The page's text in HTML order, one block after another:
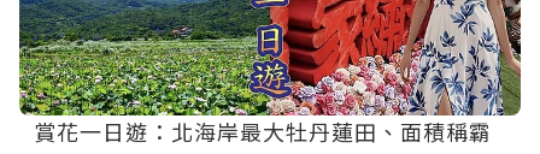
賞花一日遊：北海岸最大牡丹蓮田、面積稱霸